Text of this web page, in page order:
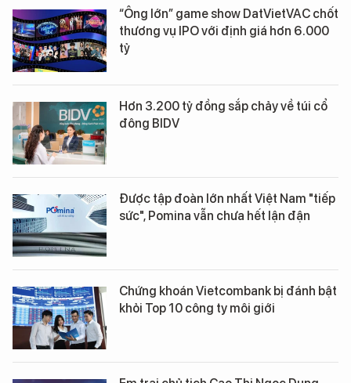
“Ông lớn” game show DatVietVAC chốt
thương vụ IPO với định giá hơn 6.000
tỷ
Hơn 3.200 tỷ đồng sắp chảy về túi cổ
đông BIDV
Được tập đoàn lớn nhất Việt Nam "tiếp
sức", Pomina vẫn chưa hết lận đận
Chứng khoán Vietcombank bị đánh bật
khỏi Top 10 công ty môi giới